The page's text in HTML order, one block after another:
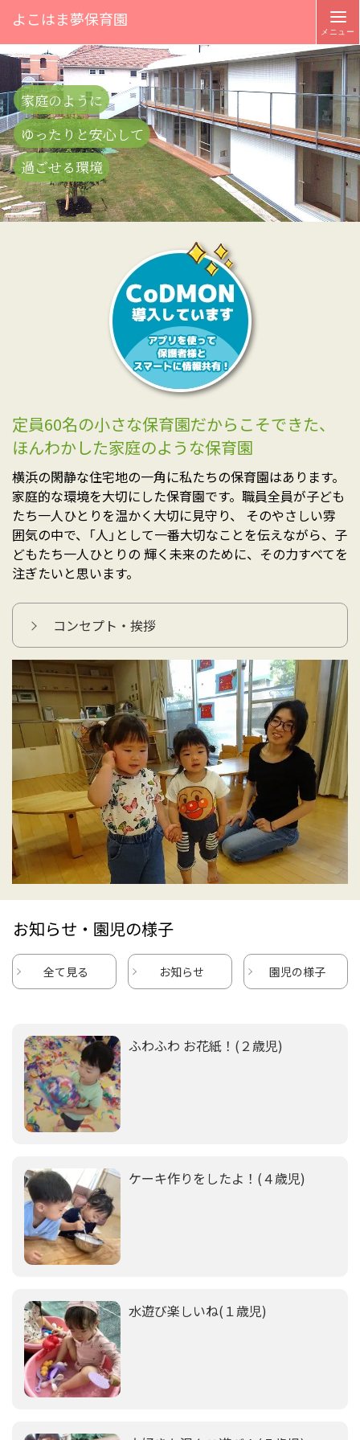
よこはま夢保育園
家庭のように
ゆったりと安心して
過ごせる環境
定員60名の小さな保育園だからこそできた、
ほんわかした家庭のような保育園
横浜の閑静な住宅地の一角に私たちの保育園はあります。
家庭的な環境を大切にした保育園です。職員全員が子ども
たち一人ひとりを温かく大切に見守り、 そのやさしい雰
囲気の中で、「人」として一番大切なことを伝えながら、子
どもたち一人ひとりの 輝く未来のために、その力すべてを
注ぎたいと思います。
コンセプト・挨拶
お知らせ・園児の様子
全て見る お知らせ 園児の様子
ふわふわ お花紙！(２歳児)
ケーキ作りをしたよ！(４歳児)
水遊び楽しいね(１歳児)